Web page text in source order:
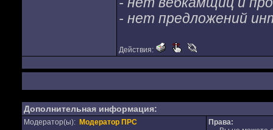
- нет предложений
Действия:
Дополнительная информация:
Модератор(ы): Модератор ПРС
Права: